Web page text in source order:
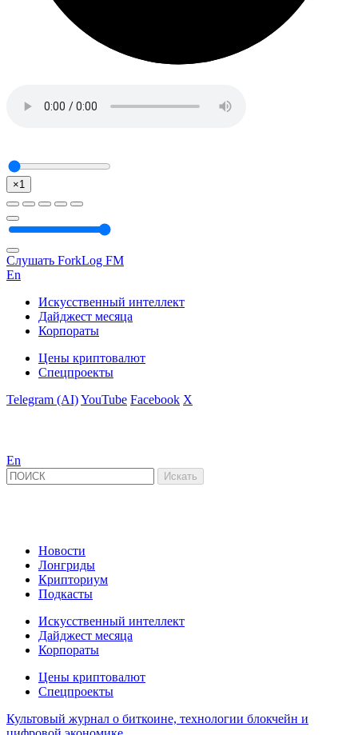
×1
Слушать ForkLog FM
En
Искусственный интеллект
Дайджест месяца
Корпораты
Цены криптовалют
Спецпроекты
Telegram (AI)YouTube Facebook X
En
Новости
Лонгриды
Крипториум
Подкасты
Искусственный интеллект
Дайджест месяца
Корпораты
Цены криптовалют
Спецпроекты
Культовый журнал о биткоине, технологии блокчейн и